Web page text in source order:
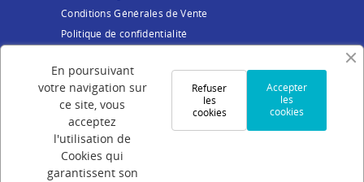
Conditions Générales de Vente
Politique de confidentialité
Votre compte
Connexion
Création de compte
Suivi de commande
Programme de parrainage
En poursuivant
votre navigation sur
ce site, vous
acceptez
l'utilisation de
Cookies qui
garantissent son
Accepter
les
cookies
Refuser
les
cookies